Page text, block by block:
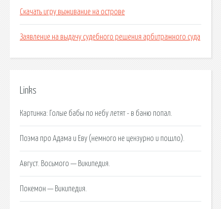
Скачать игру выживание на острове
Заявление на выдачу судебного решения арбитражного суда
Links
Картинка: Голые бабы по небу летят - в баню попал.
Поэма про Адама и Еву (немного не цензурно и пошло).
Август. Восьмого — Википедия.
Покемон — Википедия.